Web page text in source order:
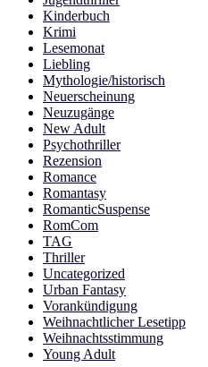
Kinderbuch
Krimi
Lesemonat
Liebling
Mythologie/historisch
Neuerscheinung
Neuzugänge
New Adult
Psychothriller
Rezension
Romance
Romantasy
RomanticSuspense
RomCom
TAG
Thriller
Uncategorized
Urban Fantasy
Vorankündigung
Weihnachtlicher Lesetipp
Weihnachtsstimmung
Young Adult